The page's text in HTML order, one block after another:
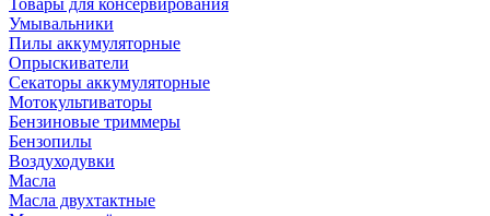
Товары для консервирования
Умывальники
Пилы аккумуляторные
Опрыскиватели
Секаторы аккумуляторные
Мотокультиваторы
Бензиновые триммеры
Бензопилы
Воздуходувки
Масла
Масла двухтактные